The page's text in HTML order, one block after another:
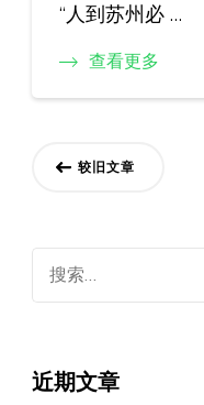
“人到苏州必 …
查看更多
文
导
航
较旧文章
索：
近期文章